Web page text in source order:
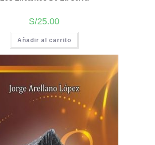
S/25.00
Añadir al carrito